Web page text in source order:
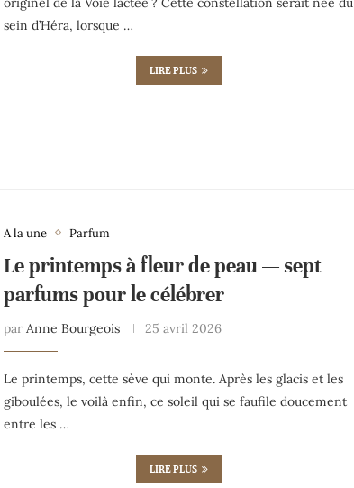
sein d’Héra, lorsque …
LIRE PLUS
A la une Parfum
Le printemps à fleur de peau — sept
parfums pour le célébrer
par Anne Bourgeois 25 avril 2026
Le printemps, cette sève qui monte. Après les glacis et les
giboulées, le voilà enfin, ce soleil qui se faufile doucement
entre les …
LIRE PLUS